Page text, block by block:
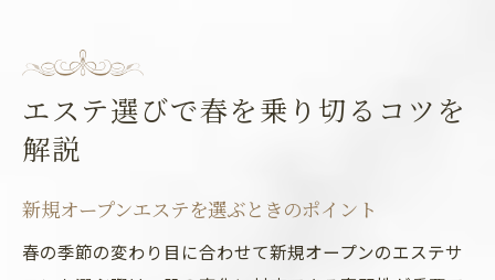
エステ選びで春を乗り切るコツを
解説
新規オープンエステを選ぶときのポイント
春の季節の変わり目に合わせて新規オープンのエステサ